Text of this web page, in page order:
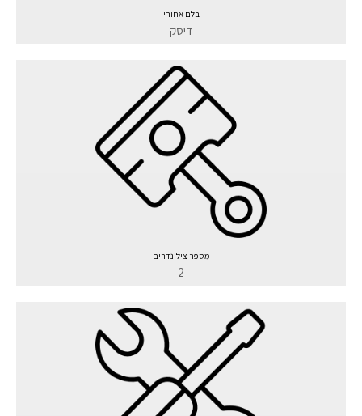
בלם אחורי
דיסק
מספר צילינדרים
2